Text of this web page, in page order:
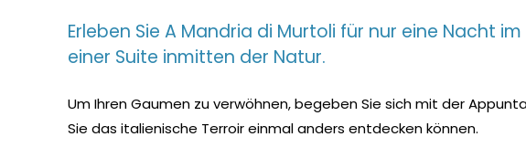
Erleben Sie A Mandria di Murtoli für nur eine Nacht
einer Suite inmitten der Natur.
Um Ihren Gaumen zu verwöhnen, begeben Sie sich mit der
Sie das italienische Terroir einmal anders entdecken können.